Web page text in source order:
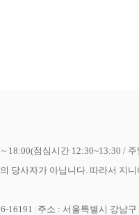
18:00(점심시간 12:30~13:30 /
당사자가 아닙니다. 따라서 지
16191 주소 : 서울특별시 강남